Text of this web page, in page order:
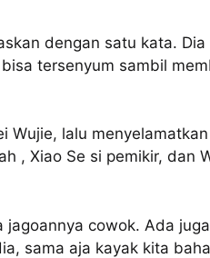
dengan satu kata. Dia
tersenyum sambil
Wujie, lalu
, Xiao Se si pemikir, dan
jagoannya cowok. Ada
sama aja kayak kita